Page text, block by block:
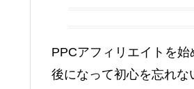
PPCアフィリエイトを始
後になって初心を忘れな